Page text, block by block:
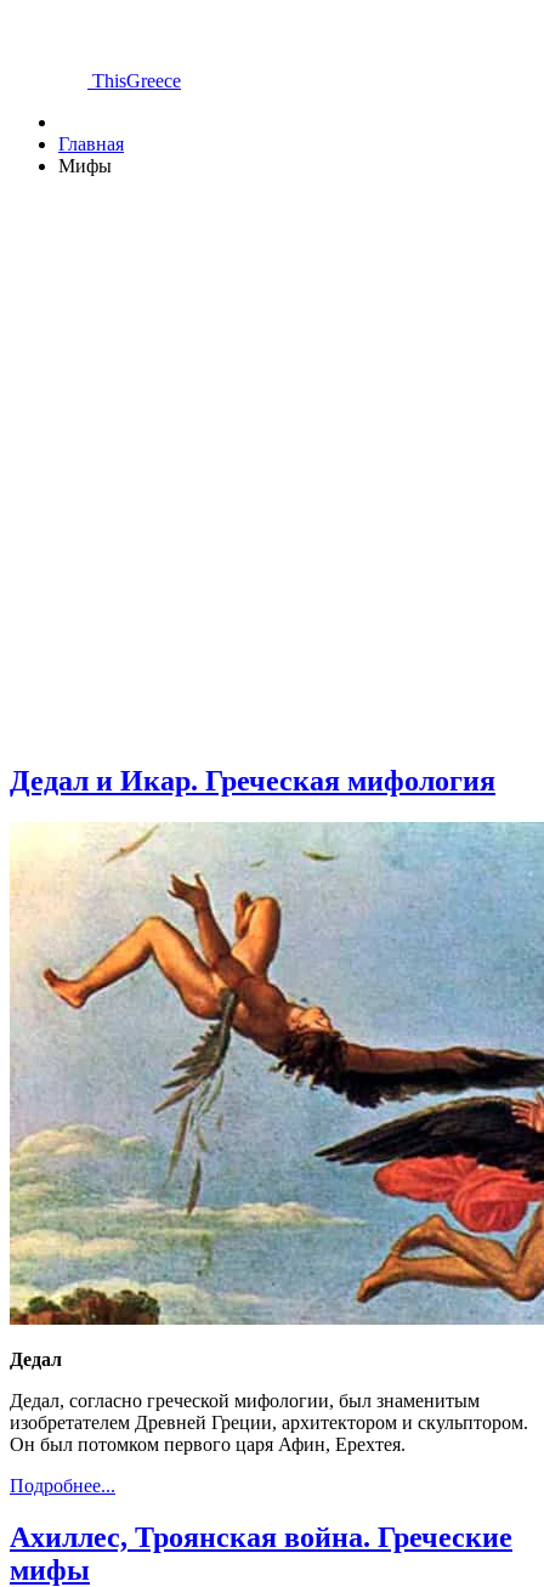
ThisGreece
Главная
Мифы
Дедал и Икар. Греческая мифология
Дедал
Дедал, согласно греческой мифологии, был знаменитым
изобретателем Древней Греции, архитектором и скульптором.
Он был потомком первого царя Афин, Ерехтея.
Подробнее...
Ахиллес, Троянская война. Греческие
мифы